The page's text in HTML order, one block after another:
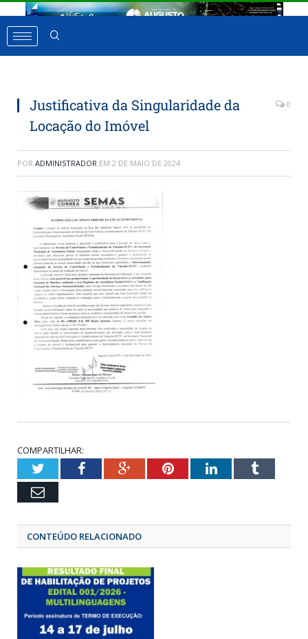
Justificativa da Singularidade da
Locação do Imóvel
0
POR ADMINISTRADOR EM 2 DE MAIO DE 2024
COMPARTILHAR:
TwitterFacebookGoogle+Pinterest
LinkedIn
Email
CONTEÚDO RELACIONADO